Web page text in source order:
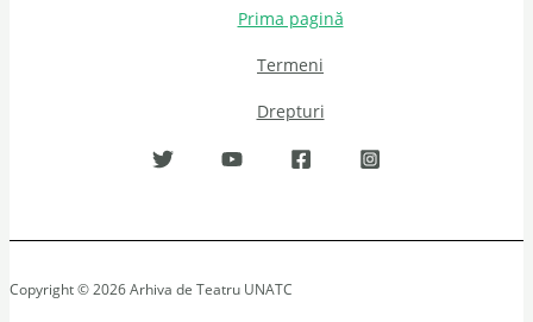
Prima pagină
Termeni
Drepturi
Copyright © 2026 Arhiva de Teatru UNATC